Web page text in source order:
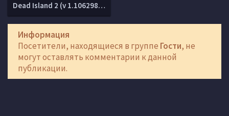
Dead Island 2 (v 1.1062983.0.1 + DLCs)
Информация
Посетители, находящиеся в группе Гости, не
могут оставлять комментарии к данной
публикации.